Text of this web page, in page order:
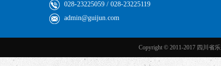
028-23225059 / 028-23225119
admin@guijun.com
Copyright © 2011-2017 四川省